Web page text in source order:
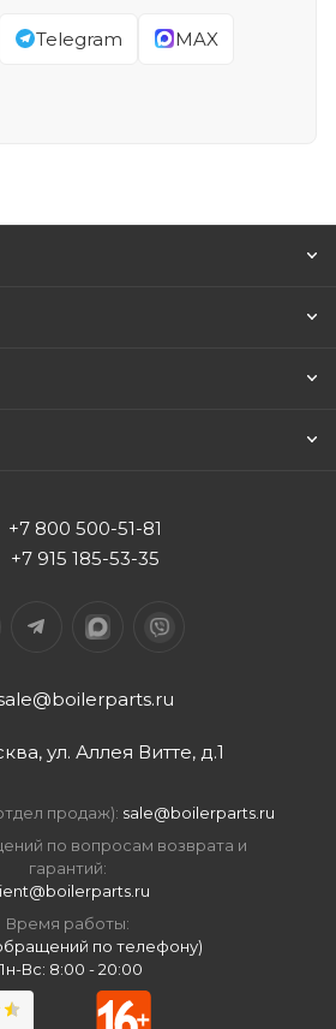
Telegram MAX
+7 800 500-51-81
+7 915 185-53-35
ул. Аллея Витте, д.1
продаж): sale@boilerparts.ru
по вопросам возврата и
гарантий:
Время работы:
по телефону)
Вс: 8:00 - 20:00